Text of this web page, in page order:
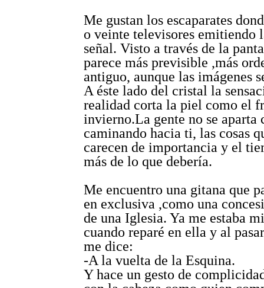
Me gustan los escaparates
o veinte televisores emitiendo
señal. Visto a través de la
parece más previsible ,más
antiguo, aunque las imágenes
A éste lado del cristal la
realidad corta la piel como el
invierno.La gente no se aparta
caminando hacia ti, las cosas
carecen de importancia y el
más de lo que debería.
Me encuentro una gitana que
en exclusiva ,como una
de una Iglesia. Ya me estaba
cuando reparé en ella y al
me dice:
-A la vuelta de la Esquina.
Y hace un gesto de